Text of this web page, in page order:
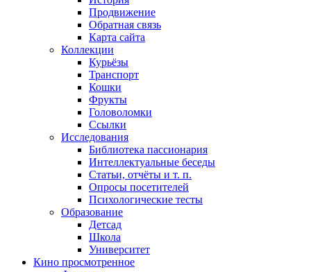
Продвижение
Обратная связь
Карта сайта
Коллекции
Курьёзы
Транспорт
Кошки
Фрукты
Головоломки
Ссылки
Исследования
Библиотека пассионария
Интеллектуальные беседы
Статьи, отчёты и т. п.
Опросы посетителей
Психологические тесты
Образование
Детсад
Школа
Университет
Кино просмотренное